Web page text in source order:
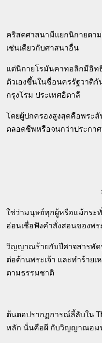
คริสตศาสนามีแยกนิกายตา
เช่นเดียวกับศาสนาอื่น
แต่นิกายโรมันคาทอลิกมีอิท
ตัวเองขึ้นในชื่อนครรัฐวาติกั
กรุงโรม ประเทศอิตาลี
โดยผู้ปกครองสูงสุดคือพระ
ตลอดชีพหรือจนกว่าประกา
ใช่ว่ามนุษย์ทุกผู้หรือแม้กระ
อ่อนเชื่อฟังคำสั่งสอนของพร
วิญญาณร้ายกับปีศาจสารพัด
ต่อต้านพระเจ้า และทำร้าย
ตามธรรมชาติ
ต้นตอปรากฏการณ์ลี้ลับใน
หลัก นั่นคือผี กับวิญญาณอม